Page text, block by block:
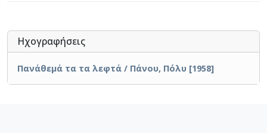
Ηχογραφήσεις
Πανάθεμά τα τα λεφτά / Πάνου, Πόλυ [1958]